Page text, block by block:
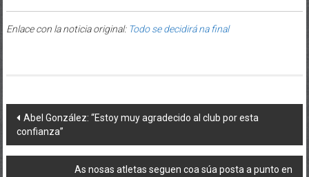
Enlace con la noticia original: Todo se decidirá na final
Post navigation
Abel González: “Estoy muy agradecido al club por esta
confianza”
As nosas atletas seguen coa súa posta a punto en